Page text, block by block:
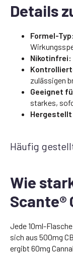
Details
Formel-Typ:
Nikotinfrei:
zulässigen
Geeignet
starkes,
Hergestellt
Häufig
Wie
Scante®
Jede 10ml-
sich aus 500mg
ergibt 60mg